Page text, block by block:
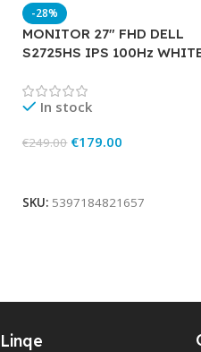
-28%
MONITOR 27″ FHD DELL
S2725HS IPS 100Hz
In stock
€249.00 €179.00
SKU: 5397184821657
Linqe